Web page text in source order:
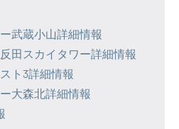
武蔵小山詳細情報
田スカイタワー詳細情報
ト3詳細情報
大森北詳細情報